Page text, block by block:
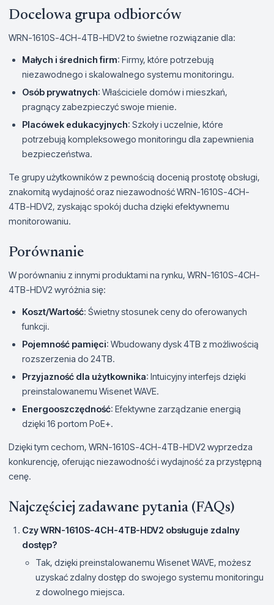
Docelowa grupa odbiorców
WRN-1610S-4CH-4TB-HDV2 to świetne rozwiązanie dla:
Małych i średnich firm: Firmy, które potrzebują
niezawodnego i skalowalnego systemu monitoringu.
Osób prywatnych: Właściciele domów i mieszkań,
pragnący zabezpieczyć swoje mienie.
Placówek edukacyjnych: Szkoły i uczelnie, które
potrzebują kompleksowego monitoringu dla zapewnienia
bezpieczeństwa.
Te grupy użytkowników z pewnością docenią prostotę obsługi,
znakomitą wydajność oraz niezawodność WRN-1610S-4CH-
4TB-HDV2, zyskając spokój ducha dzięki efektywnemu
monitorowaniu.
Porównanie
W porównaniu z innymi produktami na rynku, WRN-1610S-4CH-
4TB-HDV2 wyróżnia się:
Koszt/Wartość: Świetny stosunek ceny do oferowanych
funkcji.
Pojemność pamięci: Wbudowany dysk 4TB z możliwością
rozszerzenia do 24TB.
Przyjazność dla użytkownika: Intuicyjny interfejs dzięki
preinstalowanemu Wisenet WAVE.
Energooszczędność: Efektywne zarządzanie energią
dzięki 16 portom PoE+.
Dzięki tym cechom, WRN-1610S-4CH-4TB-HDV2 wyprzedza
konkurencję, oferując niezawodność i wydajność za przystępną
cenę.
Najczęściej zadawane pytania (FAQs)
Czy WRN-1610S-4CH-4TB-HDV2 obsługuje zdalny
dostęp?
Tak, dzięki preinstalowanemu Wisenet WAVE, możesz
uzyskać zdalny dostęp do swojego systemu monitoringu
z dowolnego miejsca.